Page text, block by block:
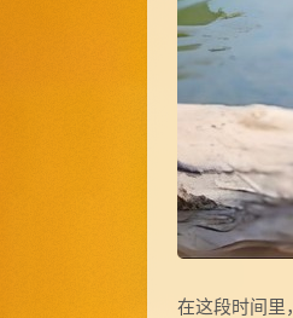
在这段时间里